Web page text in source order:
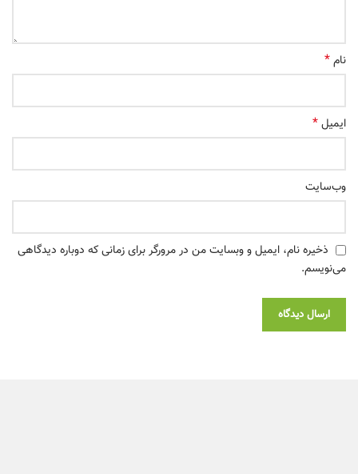
نام*
ایمیل*
وب‌سایت
ذخیره نام، ایمیل و وبسایت من در مرورگر برای زمانی که دوباره دیدگاهی
می‌نویسم.